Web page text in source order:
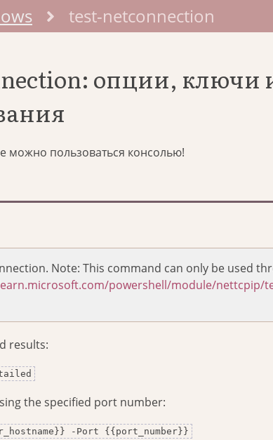
test-netconnection
опции, ключи
можно пользоваться консолью!
Note: This command can only be used
powershell/module/nettcpip/
results:
the specified port number:
-Port {{port_number}}